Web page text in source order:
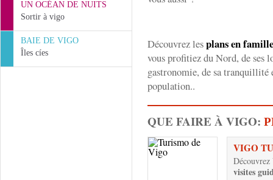
UN OCÉAN DE NUITS
Sortir à vigo
BAIE DE VIGO
Îles cíes
Découvrez lesplans en famille
vous profitiez du Nord, de ses
gastronomie, de sa tranquillité
population..
QUE FAIRE À VIGO:
VIGO
visites